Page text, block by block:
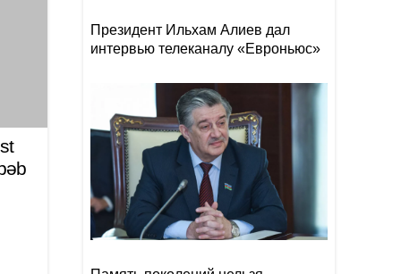
Президент Ильхам Алиев дал
интервью телеканалу «Евроньюс»